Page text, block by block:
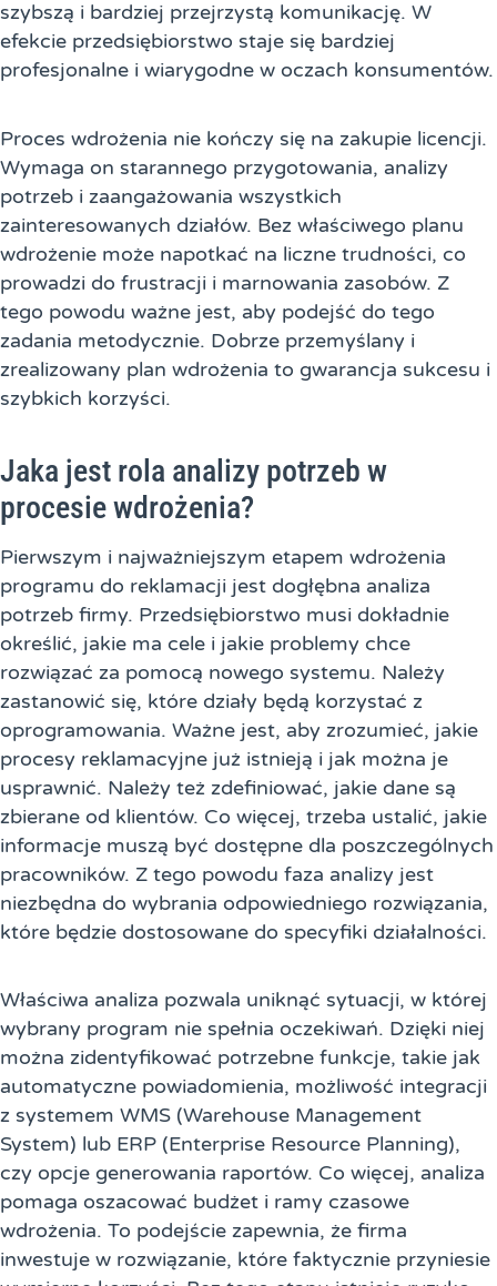
szybszą i bardziej przejrzystą komunikację. W
efekcie przedsiębiorstwo staje się bardziej
profesjonalne i wiarygodne w oczach konsumentów.
Proces wdrożenia nie kończy się na zakupie licencji.
Wymaga on starannego przygotowania, analizy
potrzeb i zaangażowania wszystkich
zainteresowanych działów. Bez właściwego planu
wdrożenie może napotkać na liczne trudności, co
prowadzi do frustracji i marnowania zasobów. Z
tego powodu ważne jest, aby podejść do tego
zadania metodycznie. Dobrze przemyślany i
zrealizowany plan wdrożenia to gwarancja sukcesu i
szybkich korzyści.
Jaka jest rola analizy potrzeb w
procesie wdrożenia?
Pierwszym i najważniejszym etapem wdrożenia
programu do reklamacji jest dogłębna analiza
potrzeb firmy. Przedsiębiorstwo musi dokładnie
określić, jakie ma cele i jakie problemy chce
rozwiązać za pomocą nowego systemu. Należy
zastanowić się, które działy będą korzystać z
oprogramowania. Ważne jest, aby zrozumieć, jakie
procesy reklamacyjne już istnieją i jak można je
usprawnić. Należy też zdefiniować, jakie dane są
zbierane od klientów. Co więcej, trzeba ustalić, jakie
informacje muszą być dostępne dla poszczególnych
pracowników. Z tego powodu faza analizy jest
niezbędna do wybrania odpowiedniego rozwiązania,
które będzie dostosowane do specyfiki działalności.
Właściwa analiza pozwala uniknąć sytuacji, w której
wybrany program nie spełnia oczekiwań. Dzięki niej
można zidentyfikować potrzebne funkcje, takie jak
automatyczne powiadomienia, możliwość integracji
z systemem WMS (Warehouse Management
System) lub ERP (Enterprise Resource Planning),
czy opcje generowania raportów. Co więcej, analiza
pomaga oszacować budżet i ramy czasowe
wdrożenia. To podejście zapewnia, że firma
inwestuje w rozwiązanie, które faktycznie przyniesie